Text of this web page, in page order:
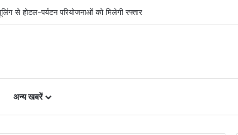
चयन, 8 अगस्त को सीएम धामी करेंगे सम्मानित
अन्य खबरें